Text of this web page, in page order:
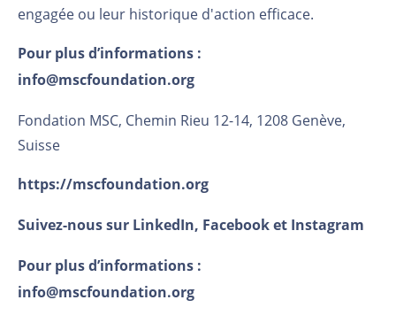
engagée ou leur historique d'action efficace.
Pour plus d’informations :
info@mscfoundation.org
Fondation MSC, Chemin Rieu 12-14, 1208 Genève,
Suisse
https://mscfoundation.org
Suivez-nous sur LinkedIn, Facebooket Instagram
Pour plus d’informations :
info@mscfoundation.org